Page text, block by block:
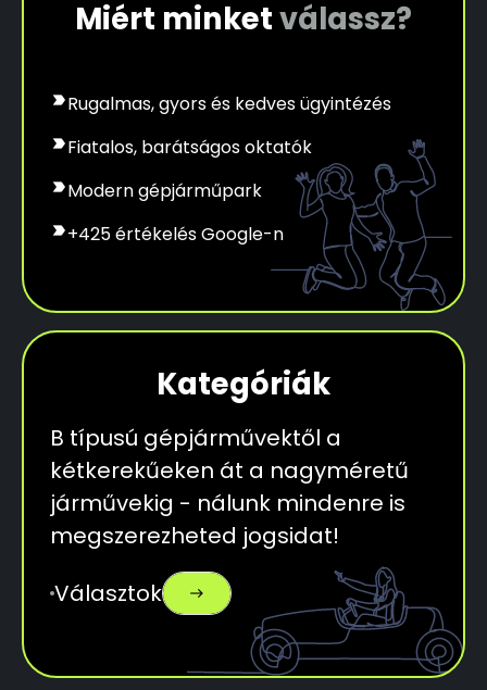
Miért minketválassz?
label_importantRugalmas, gyors és kedves ügyintézés
label_importantFiatalos, barátságos oktatók
label_importantModern gépjárműpark
label_important+425 értékelés Google-n
Kategóriák
B típusú gépjárművektől a
kétkerekűeken át a nagyméretű
járművekig - nálunk mindenre is
megszerezheted jogsidat!
Választok
east